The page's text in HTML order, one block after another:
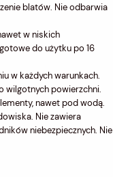
blatów. Nie odbarwia
w niskich
do użytku po 16
w każdych warunkach.
wilgotnych powierzchni.
nawet pod wodą.
Nie zawiera
niebezpiecznych. Nie